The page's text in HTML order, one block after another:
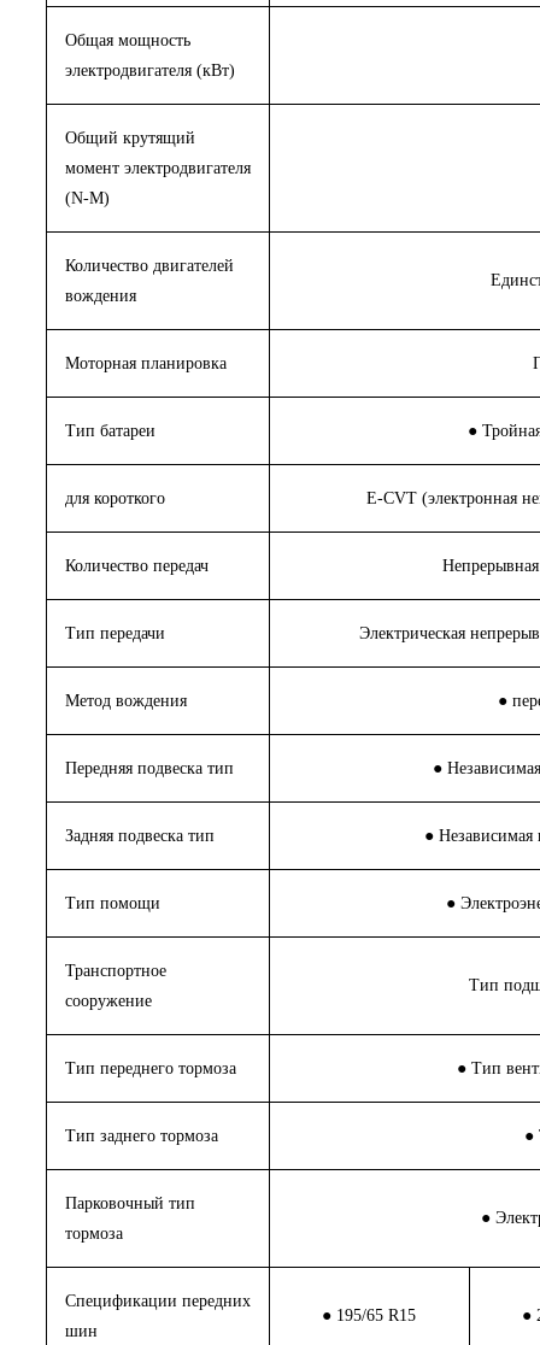
Общая мощность
электродвигателя (кВт)
Общий крутящий
момент электродвигателя
(N-M)
Количество двигателей
вождения
Моторная планировка
Тип батареи ●
для короткого E-CVT (электронная
Количество передач
Тип передачи Электрическая
Метод вождения ●
Передняя подвеска тип ●
Задняя подвеска тип ● Независимая
Тип помощи ●
Транспортное
сооружение
Тип
Тип переднего тормоза ● Тип
Тип заднего тормоза ●
Парковочный тип
тормоза
●
Спецификации передних
шин
● 195/65 R15 ●